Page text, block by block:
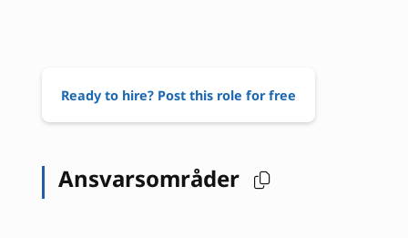
Ready to hire? Post this role for free
Ansvarsområder